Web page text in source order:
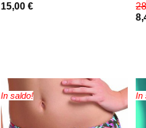
15,00 €
In saldo! In